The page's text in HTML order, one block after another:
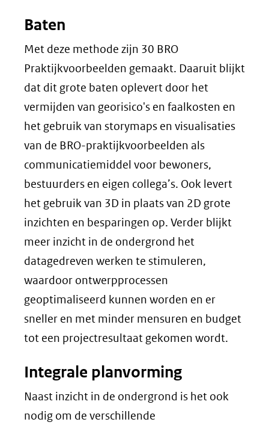
Baten
Met deze methode zijn 30 BRO
Praktijkvoorbeelden gemaakt. Daaruit blijkt
dat dit grote baten oplevert door het
vermijden van georisico's en faalkosten en
het gebruik van storymaps en visualisaties
van de BRO-praktijkvoorbeelden als
communicatiemiddel voor bewoners,
bestuurders en eigen collega’s. Ook levert
het gebruik van 3D in plaats van 2D grote
inzichten en besparingen op. Verder blijkt
meer inzicht in de ondergrond het
datagedreven werken te stimuleren,
waardoor ontwerpprocessen
geoptimaliseerd kunnen worden en er
sneller en met minder mensuren en budget
tot een projectresultaat gekomen wordt.
Integrale planvorming
Naast inzicht in de ondergrond is het ook
nodig om de verschillende